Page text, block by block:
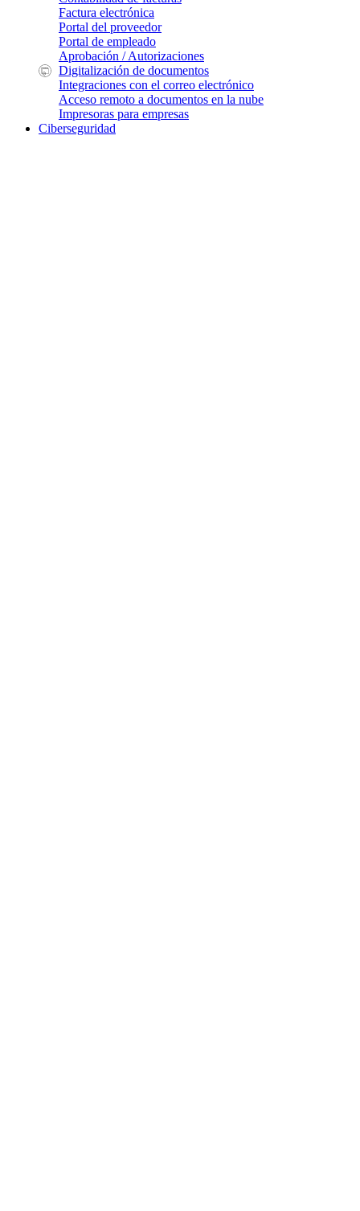
Factura electrónica
Portal del proveedor
Portal de empleado
Aprobación / Autorizaciones
Digitalización de documentos
Integraciones con el correo electrónico
Acceso remoto a documentos en la nube
Impresoras para empresas
Ciberseguridad